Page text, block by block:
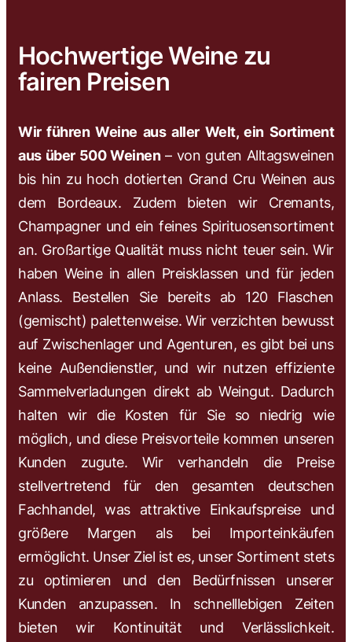
Hochwertige Weine zu
fairen Preisen
Wir führen Weine aus aller Welt, ein Sortiment
aus über 500 Weinen– von guten Alltagsweinen
bis hin zu hoch dotierten Grand Cru Weinen aus
dem Bordeaux. Zudem bieten wir Cremants,
Champagner und ein feines Spirituosensortiment
an. Großartige Qualität muss nicht teuer sein. Wir
haben Weine in allen Preisklassen und für jeden
Anlass. Bestellen Sie bereits ab 120 Flaschen
(gemischt) palettenweise. Wir verzichten bewusst
auf Zwischenlager und Agenturen, es gibt bei uns
keine Außendienstler, und wir nutzen effiziente
Sammelverladungen direkt ab Weingut. Dadurch
halten wir die Kosten für Sie so niedrig wie
möglich, und diese Preisvorteile kommen unseren
Kunden zugute. Wir verhandeln die Preise
stellvertretend für den gesamten deutschen
Fachhandel, was attraktive Einkaufspreise und
größere Margen als bei Importeinkäufen
ermöglicht. Unser Ziel ist es, unser Sortiment stets
zu optimieren und den Bedürfnissen unserer
Kunden anzupassen. In schnelllebigen Zeiten
bieten wir Kontinuität und Verlässlichkeit.